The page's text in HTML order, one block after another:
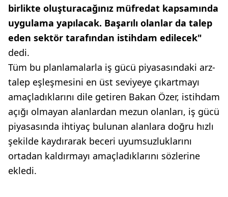
birlikte oluşturacağınız müfredat kapsamında
uygulama yapılacak. Başarılı olanlar da talep
eden sektör tarafından istihdam edilecek"
dedi.
Tüm bu planlamalarla iş gücü piyasasındaki arz-
talep eşleşmesini en üst seviyeye çıkartmayı
amaçladıklarını dile getiren Bakan Özer, istihdam
açığı olmayan alanlardan mezun olanları, iş gücü
piyasasında ihtiyaç bulunan alanlara doğru hızlı
şekilde kaydırarak beceri uyumsuzluklarını
ortadan kaldırmayı amaçladıklarını sözlerine
ekledi.